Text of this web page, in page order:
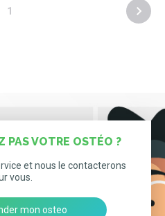
1
PAS VOTRE OSTÉO ?
et nous le contacterons
vous.
mon osteo